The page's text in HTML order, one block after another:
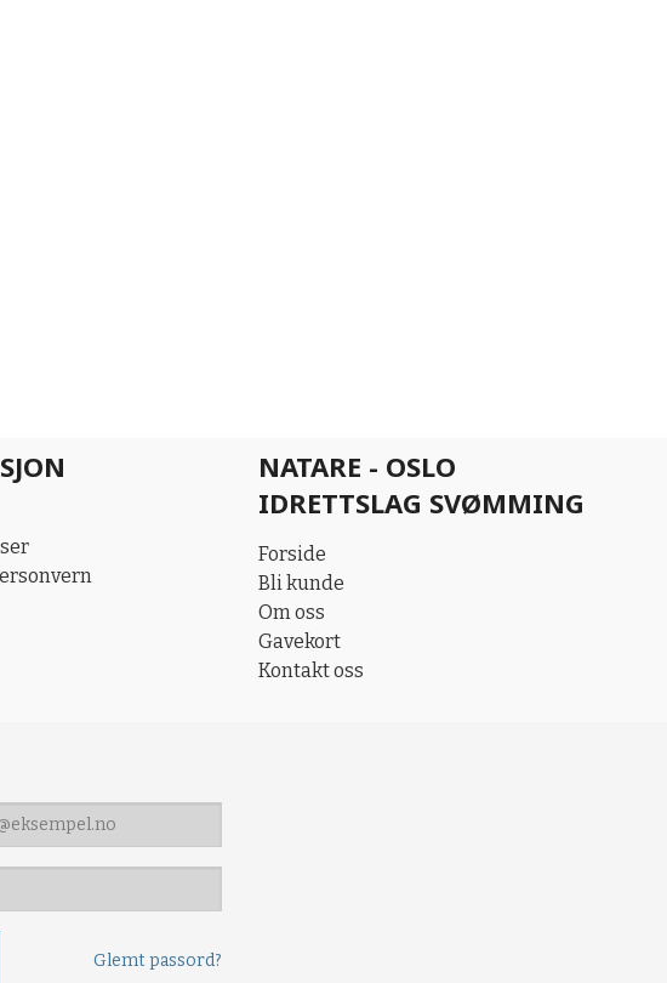
NATARE - OSLO
IDRETTSLAG SVØMMING
Forside
Bli kunde
Om oss
Gavekort
Kontakt oss
Glemt passord?